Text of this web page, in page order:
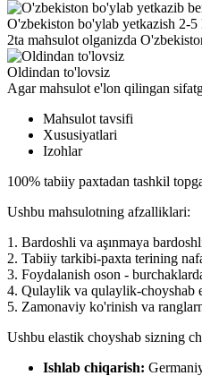
O'zbekiston bo'ylab yetkazish 2-5
2ta mahsulot olganizda
Oldindan to'lovsiz
Agar mahsulot e'lon qilingan
Mahsulot tavsifi
Xususiyatlari
Izohlar
100% tabiiy paxtadan tashkil
Ushbu mahsulotning afzalliklari:
1. Bardoshli va aşınmaya
2. Tabiiy tarkibi-paxta terining
3. Foydalanish oson -
4. Qulaylik va qulaylik-choyshab
5. Zamonaviy ko'rinish va
Ushbu elastik choyshab sizning
Ishlab chiqarish: